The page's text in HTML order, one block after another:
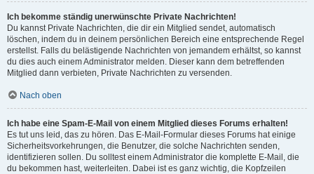
Ich bekomme ständig unerwünschte Private Nachrichten!
Du kannst Private Nachrichten, die dir ein Mitglied sendet, automatisch
löschen, indem du in deinem persönlichen Bereich eine entsprechende Regel
erstellst. Falls du belästigende Nachrichten von jemandem erhältst, so kannst
du dies auch einem Administrator melden. Dieser kann dem betreffenden
Mitglied dann verbieten, Private Nachrichten zu versenden.
Nach oben
Ich habe eine Spam-E-Mail von einem Mitglied dieses Forums erhalten!
Es tut uns leid, das zu hören. Das E-Mail-Formular dieses Forums hat einige
Sicherheitsvorkehrungen, die Benutzer, die solche Nachrichten senden,
identifizieren sollen. Du solltest einem Administrator die komplette E-Mail, die
du bekommen hast, weiterleiten. Dabei ist es ganz wichtig, die Kopfzeilen